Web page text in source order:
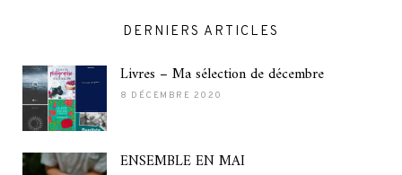
DERNIERS ARTICLES
Livres – Ma sélection de décembre
8 DÉCEMBRE 2020
ENSEMBLE EN MAI